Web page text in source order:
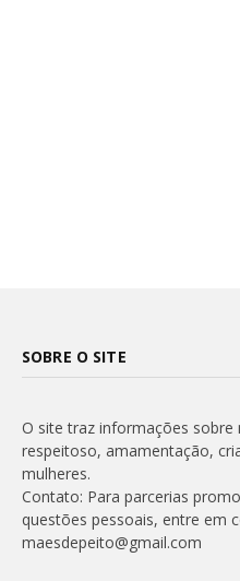
SOBRE O SITE
O site traz informações
respeitoso, amamentação,
mulheres.
Contato: Para parcerias
questões pessoais, entre em
maesdepeito@gmail.com